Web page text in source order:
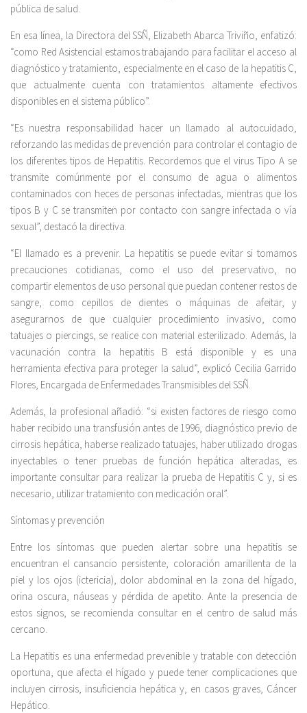
pública de salud.
En esa línea, la Directora del SSÑ, Elizabeth Abarca Triviño, enfatizó:
“como Red Asistencial estamos trabajando para facilitar el acceso al
diagnóstico y tratamiento, especialmente en el caso de la hepatitis C,
que actualmente cuenta con tratamientos altamente efectivos
disponibles en el sistema público”.
“Es nuestra responsabilidad hacer un llamado al autocuidado,
reforzando las medidas de prevención para controlar el contagio de
los diferentes tipos de Hepatitis. Recordemos que el virus Tipo A se
transmite comúnmente por el consumo de agua o alimentos
contaminados con heces de personas infectadas, mientras que los
tipos B y C se transmiten por contacto con sangre infectada o vía
sexual”, destacó la directiva.
“El llamado es a prevenir. La hepatitis se puede evitar si tomamos
precauciones cotidianas, como el uso del preservativo, no
compartir elementos de uso personal que puedan contener restos de
sangre, como cepillos de dientes o máquinas de afeitar, y
asegurarnos de que cualquier procedimiento invasivo, como
tatuajes o piercings, se realice con material esterilizado. Además, la
vacunación contra la hepatitis B está disponible y es una
herramienta efectiva para proteger la salud”, explicó Cecilia Garrido
Flores, Encargada de Enfermedades Transmisibles del SSÑ.
Además, la profesional añadió: “si existen factores de riesgo como
haber recibido una transfusión antes de 1996, diagnóstico previo de
cirrosis hepática, haberse realizado tatuajes, haber utilizado drogas
inyectables o tener pruebas de función hepática alteradas, es
importante consultar para realizar la prueba de Hepatitis C y, si es
necesario, utilizar tratamiento con medicación oral”.
Síntomas y prevención
Entre los síntomas que pueden alertar sobre una hepatitis se
encuentran el cansancio persistente, coloración amarillenta de la
piel y los ojos (ictericia), dolor abdominal en la zona del hígado,
orina oscura, náuseas y pérdida de apetito. Ante la presencia de
estos signos, se recomienda consultar en el centro de salud más
cercano.
La Hepatitis es una enfermedad prevenible y tratable con detección
oportuna, que afecta el hígado y puede tener complicaciones que
incluyen cirrosis, insuficiencia hepática y, en casos graves, Cáncer
Hepático.